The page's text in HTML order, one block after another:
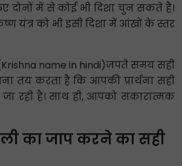
दोनों में से कोई भी दिशा चुन सकते हैं।
यंत्र को भी इसी दिशा में आंखों के स्तर
name in hindi)जपते समय सही
तय करता है कि आपकी प्रार्थना सही
रही है। साथ ही, आपको सकारात्मक
का जाप करने का सही